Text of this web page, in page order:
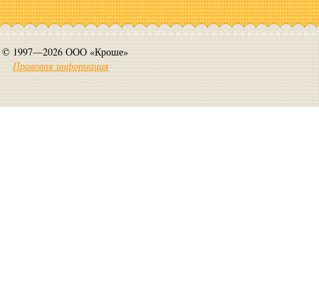
© 1997—2026 ООО «Кроше»
Правовая информация